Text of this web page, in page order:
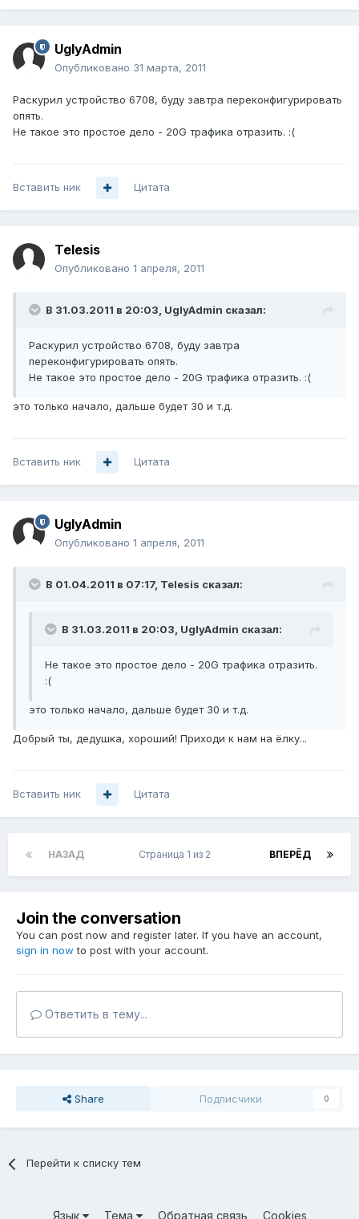
UglyAdmin
Опубликовано 31 марта, 2011
Раскурил устройство 6708, буду завтра переконфигурировать
опять.
Не такое это простое дело - 20G трафика отразить. :(
Вставить ник Цитата
Telesis
Опубликовано 1 апреля, 2011
В 31.03.2011 в 20:03, UglyAdmin сказал:
Раскурил устройство 6708, буду завтра
переконфигурировать опять.
Не такое это простое дело - 20G трафика отразить. :(
это только начало, дальше будет 30 и т.д.
Вставить ник Цитата
UglyAdmin
Опубликовано 1 апреля, 2011
В 01.04.2011 в 07:17, Telesis сказал:
В 31.03.2011 в 20:03, UglyAdmin сказал:
Не такое это простое дело - 20G трафика отразить.
:(
это только начало, дальше будет 30 и т.д.
Добрый ты, дедушка, хороший! Приходи к нам на ёлку...
Вставить ник Цитата
НАЗАД ВПЕРЁД
Страница 1 из 2
Join the conversation
You can post now and register later. If you have an account,
sign in now to post with your account.
Ответить в тему...
Share Подписчики 0
Перейти к списку тем
Язык Тема Обратная связь Cookies